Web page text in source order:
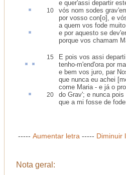
e quer'assi departir
10
vós nom sodes
por vosso con[o], e
a quem vos fode
e por aquesto se
porque vos chamam
15
E pois vos assi
tenho-m'end'ora por
e bem vos juro, par
que nunca eu achei
come Maria - e já o
20 do Grav'; e nunca pois
que a mi fosse de
----- Aumentar letra ----- Diminuir
Nota geral: